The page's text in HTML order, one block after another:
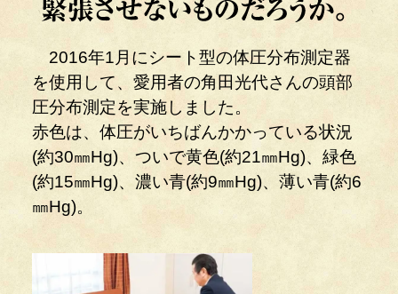
2016年1月にシート型の体圧分布測定器
を使用して、愛用者の角田光代さんの頭部
圧分布測定を実施しました。
赤色は、体圧がいちばんかかっている状況
(約30㎜Hg)、ついで黄色(約21㎜Hg)、緑色
(約15㎜Hg)、濃い青(約9㎜Hg)、薄い青(約6
㎜Hg)。